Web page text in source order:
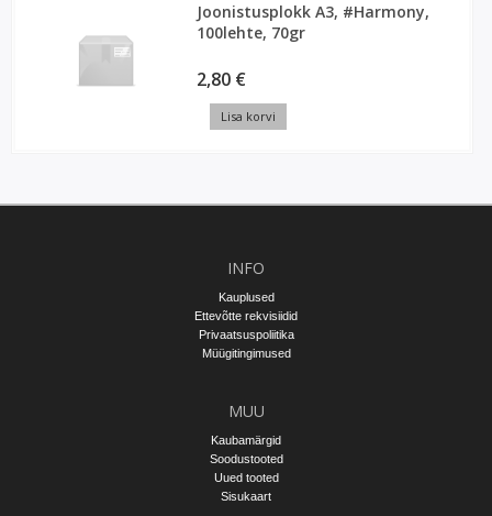
Joonistusplokk A3, #Harmony,
100lehte, 70gr
2,80 €
Lisa korvi
INFO
Kauplused
Ettevõtte rekvisiidid
Privaatsuspoliitika
Müügitingimused
MUU
Kaubamärgid
Soodustooted
Uued tooted
Sisukaart